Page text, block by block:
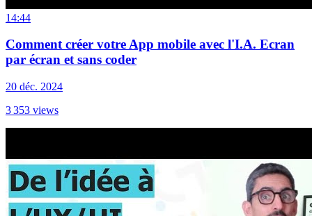
14:44
Comment créer votre App mobile avec l'I.A. Ecran
par écran et sans coder
20 déc. 2024
3 353 views